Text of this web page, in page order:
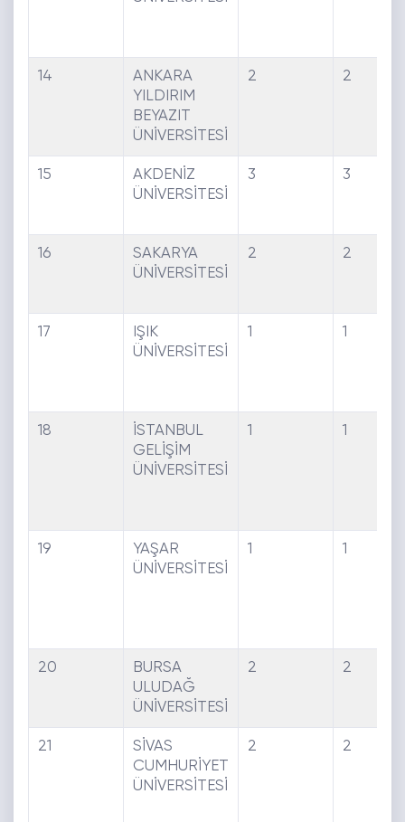
14
ANKARA
YILDIRIM
BEYAZIT
ÜNİVERSİTESİ
2 2
15
AKDENİZ
ÜNİVERSİTESİ
3 3
16
SAKARYA
ÜNİVERSİTESİ
2 2
17
IŞIK
ÜNİVERSİTESİ
1 1
18
İSTANBUL
GELİŞİM
ÜNİVERSİTESİ
1 1
19
YAŞAR
ÜNİVERSİTESİ
1 1
20
BURSA
ULUDAĞ
ÜNİVERSİTESİ
2 2
21
SİVAS
CUMHURİYET
ÜNİVERSİTESİ
2 2